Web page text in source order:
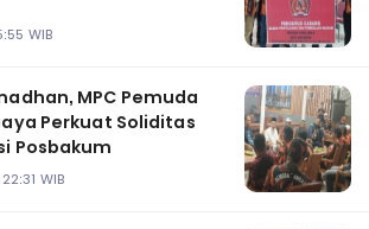
WIB
MPC Pemuda
Perkuat Soliditas
Posbakum
WIB